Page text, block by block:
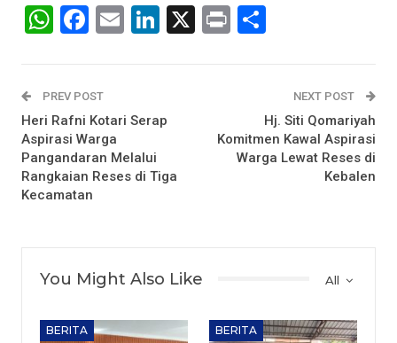
WhatsApp
Facebook
EmailLinkedIn
X Print
PREV POST
Heri Rafni Kotari Serap
Aspirasi Warga
Pangandaran Melalui
Rangkaian Reses di Tiga
Kecamatan
NEXT POST
Hj. Siti Qomariyah
Komitmen Kawal Aspirasi
Warga Lewat Reses di
Kebalen
All
You Might Also Like
BERITA BERITA